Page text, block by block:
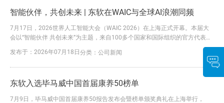
智能伙伴，共创未来 | 东软在WAIC与全球AI浪潮同频
7月17日，2026世界人工智能大会（WAIC 2026）在上海正式开幕。本届大
会以“智能伙伴 共创未来”为主题，来自100多个国家和国际组织的官方代表、
产学研界嘉宾齐聚一堂，共同探讨人工智能的向善普惠发展之路。 东软在
2024年即提出“智能世界的可靠伙伴”的品牌定位，与本届大会：“智能伙伴 共
创未来”的主题方向高度契合。在新一轮智能浪潮席卷全球的重要历史节点，
发布于：2026年07月18日 分类： 公司新闻
东软入选毕马威中国首届康养50榜单
7月9日，毕马威中国首届康养50报告发布会暨榜单颁奖典礼在上海举行，